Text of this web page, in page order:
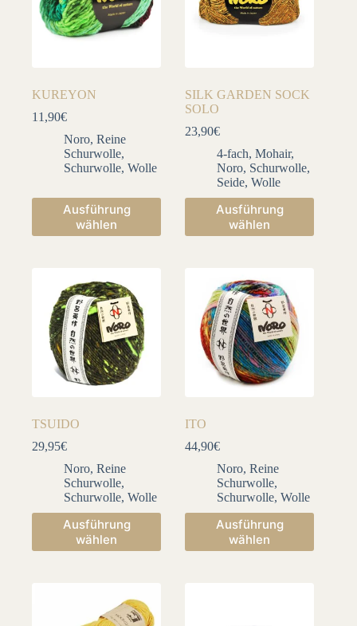
KUREYON
11,90€
Noro, Reine
Schurwolle,
Schurwolle, Wolle
Ausführung
wählen
Dieses
Produkt
weist
Optionen
können
Produktseite
gewählt
SILK GARDEN SOCK
SOLO
23,90€
4-fach,Mohair,
Noro, Schurwolle,
Seide,Wolle
Ausführung
wählen
Dieses
Produkt
weist
Optionen
können
auf
Produktseite
gewählt
TSUIDO
29,95€
Noro, Reine
Schurwolle,
Schurwolle, Wolle
Ausführung
wählen
Dieses
Produkt
weist
ITO
44,90€
Noro,Reine
Schurwolle,
Schurwolle,Wolle
Ausführung
wählen
Dieses
Produkt
weist